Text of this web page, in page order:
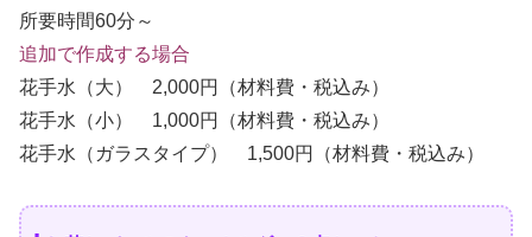
所要時間60分～
追加で作成する場合
花手水（大） 2,000円（材料費・税込み）
花手水（小） 1,000円（材料費・税込み）
花手水（ガラスタイプ） 1,500円（材料費・税込み）